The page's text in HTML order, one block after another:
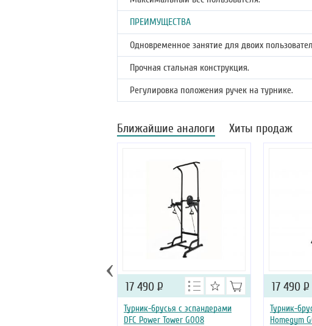
ПРЕИМУЩЕСТВА
Одновременное занятие для двоих
Прочная стальная конструкция.
Регулировка положения ручек на турнике.
Ближайшие аналоги Хиты продаж
Турник-брусья c эспандерами
DFC Power Tower G008
17 490 Р
Турник-
Homegym
17 490 Р
‹